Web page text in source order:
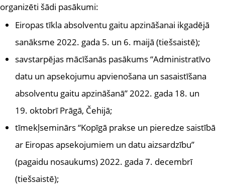
organizēti šādi pasākumi:
Eiropas tīkla absolventu gaitu apzināšanai ikgadējā
sanāksme 2022. gada 5. un 6. maijā (tiešsaistē);
savstarpējas mācīšanās pasākums “Administratīvo
datu un apsekojumu apvienošana un sasaistīšana
absolventu gaitu apzināšanā” 2022. gada 18. un
19. oktobrī Prāgā, Čehijā;
tīmekļseminārs “Kopīgā prakse un pieredze saistībā
ar Eiropas apsekojumiem un datu aizsardzību”
(pagaidu nosaukums) 2022. gada 7. decembrī
(tiešsaistē);